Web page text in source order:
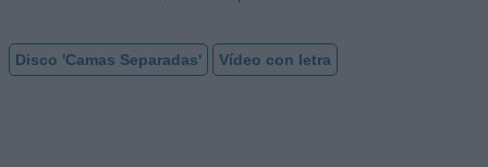
Disco 'Camas Separadas' Vídeo con letra